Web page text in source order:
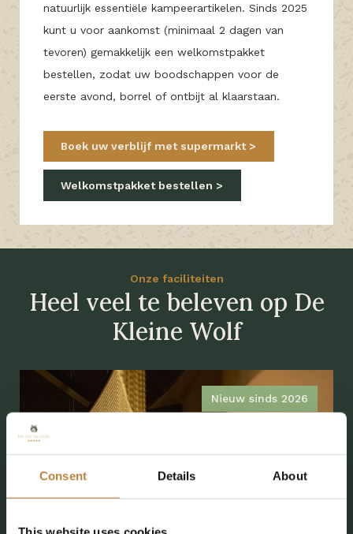
Consent Details About
natuurlijk essentiële kampeerartikelen. Sinds 2025
kunt u voor aankomst (minimaal 2 dagen van
tevoren) gemakkelijk een welkomstpakket
bestellen, zodat uw boodschappen voor de
eerste avond, borrel of ontbijt al klaarstaan.
Boek uw verblijf met supermarkt
Welkomstpakket bestellen
Onze faciliteiten
Heel veel te beleven op De
Kleine Wolf
Nieuw sinds 2026